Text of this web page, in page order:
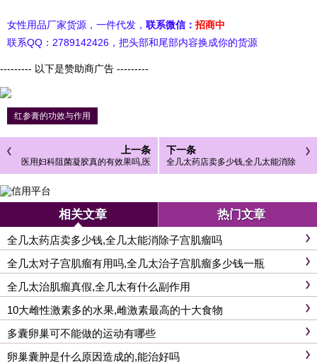
女性用品厂家货源，一件代发， 联系微信： 招商中
联系QQ：2789142426，把头部和尾部内容换成你的货源
--------- 以下是赞助商广告 ---------
红参膏的功效与作用
上一条
医用妇科阻菌凝胶真的有效果吗,医
用妇科阻菌凝胶功效
下一条
全几太药店卖多少钱,全几太能消除
子宫肌瘤吗
相关文章 热门文章
全几太药店卖多少钱,全几太能消除子宫肌瘤吗
全几太对子宫肌瘤有用吗,全几太治子宫肌瘤多少钱一瓶
全几太治肌瘤真假,全几太有什么副作用
10大雌性激素多的水果,雌激素最高的十大食物
多囊卵巢可不能做的运动有哪些
卵巢囊肿是什么原因造成的,能治好吗